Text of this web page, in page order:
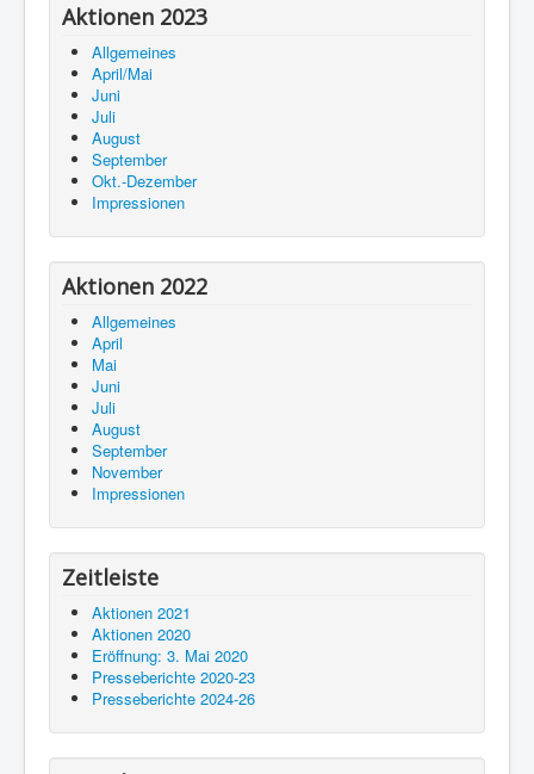
Aktionen 2023
Allgemeines
April/Mai
Juni
Juli
August
September
Okt.-Dezember
Impressionen
Aktionen 2022
Allgemeines
April
Mai
Juni
Juli
August
September
November
Impressionen
Zeitleiste
Aktionen 2021
Aktionen 2020
Eröffnung: 3. Mai 2020
Presseberichte 2020-23
Presseberichte 2024-26